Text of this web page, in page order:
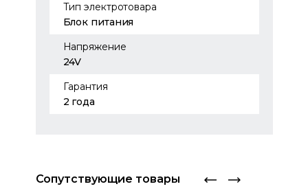
Тип электротовара
Блок питания
Напряжение
24V
Гарантия
2 года
Сопутствующие товары